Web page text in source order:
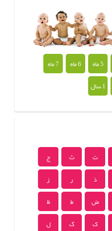
5 ماه 6 ماه
7 ماه
1 سال
ت ث
ج
ذ ر
ز
ض ط
ظ
ک گ
ل